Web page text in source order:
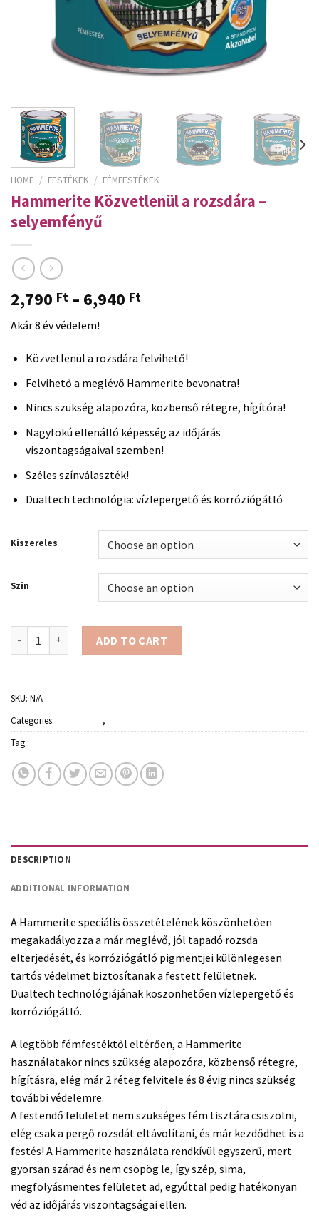
HOME / FESTÉKEK / FÉMFESTÉKEK
Hammerite Közvetlenül a rozsdára –
selyemfényű
2,790 Ft – 6,940 Ft
Akár 8 év védelem!
Közvetlenül a rozsdára felvihető!
Felvihető a meglévő Hammerite bevonatra!
Nincs szükség alapozóra, közbenső rétegre, hígítóra!
Nagyfokú ellenálló képesség az időjárás
viszontagságaival szemben!
Széles színválaszték!
Dualtech technológia: vízlepergető és korróziógátló
Kiszereles
Szin
ADD TO CART
SKU: N/A
Categories:
,
Tag:
DESCRIPTION
ADDITIONAL INFORMATION
A Hammerite speciális összetételének köszönhetően
megakadályozza a már meglévő, jól tapadó rozsda
elterjedését, és korróziógátló pigmentjei különlegesen
tartós védelmet biztosítanak a festett felületnek.
Dualtech technológiájának köszönhetően vízlepergető és
korróziógátló.
A legtöbb fémfestéktől eltérően, a Hammerite
használatakor nincs szükség alapozóra, közbenső rétegre,
hígításra, elég már 2 réteg felvitele és 8 évig nincs szükség
további védelemre.
A festendő felületet nem szükséges fém tisztára csiszolni,
elég csak a pergő rozsdát eltávolítani, és már kezdődhet is a
festés! A Hammerite használata rendkívül egyszerű, mert
gyorsan szárad és nem csöpög le, így szép, sima,
megfolyásmentes felületet ad, egyúttal pedig hatékonyan
véd az időjárás viszontagságai ellen.